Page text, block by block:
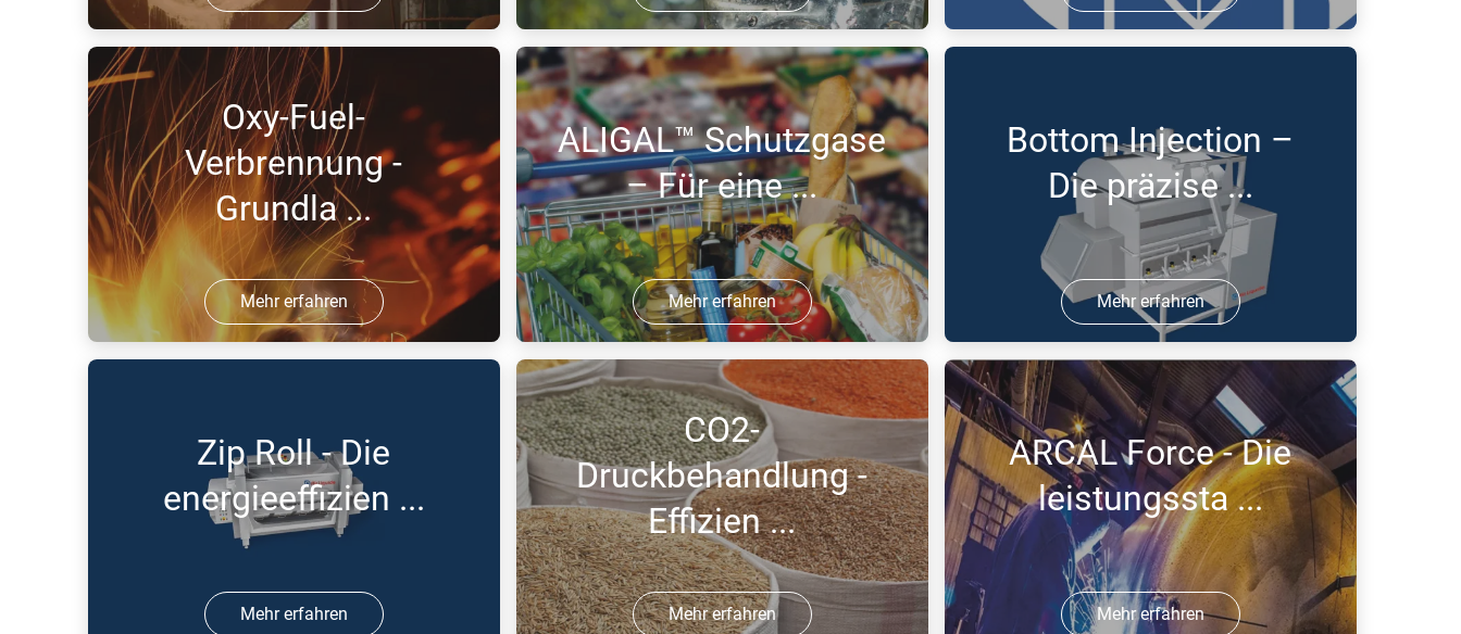
26 Jul 2016 | PDF 26 Jul 2016 | PDF
Oxy-Fuel-
Verbrennung -
Grundla ...
Mehr erfahren
ALIGAL™ Schutzgase
– Für eine ...
Mehr erfahren
15 Jul 2016 | PDF
Bottom Injection –
Die präzise ...
Mehr erfahren
15 Jul 2016 | PDF
Zip Roll - Die
energieeffizien ...
Mehr erfahren
CO2-
Druckbehandlung -
Effizien ...
Mehr erfahren
ARCAL Force - Die
leistungssta ...
Mehr erfahren